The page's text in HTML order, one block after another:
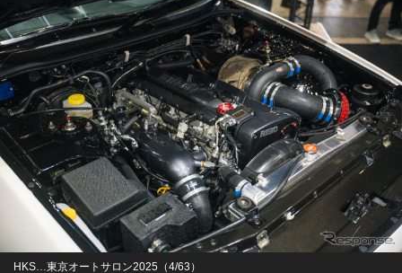
HKS…東京オートサロン2025（4/63）